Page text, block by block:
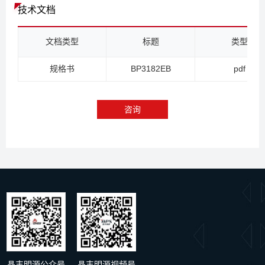
技术文档
文档类型 标题 类型
规格书 BP3182EB pdf
咨询